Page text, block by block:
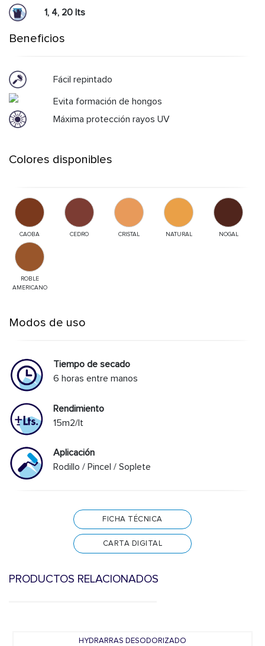
1, 4, 20 lts
Beneficios
Fácil repintado
Evita formación de hongos
Máxima protección rayos UV
Colores disponibles
CAOBA CEDRO CRISTAL NATURAL NOGAL
ROBLE
AMERICANO
Modos de uso
Tiempo de secado
6 horas entre manos
Rendimiento
15m2/lt
Aplicación
Rodillo / Pincel / Soplete
FICHA TÉCNICA
CARTA DIGITAL
PRODUCTOS RELACIONADOS
HYDRARRAS DESODORIZADO